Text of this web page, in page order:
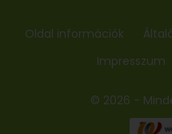
© 2026 -
Oldal információk
Impresszum